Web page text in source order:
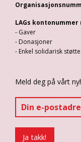
LAGs kontonummer
- Gaver
- Donasjoner
- Enkel solidarisk støtte
Meld deg på vårt